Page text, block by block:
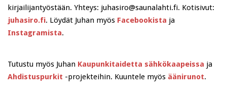
kirjailijantyöstään. Yhteys: juhasiro@saunalahti.fi. Kotisivut:
juhasiro.fi. Löydät Juhan myös Facebookista ja
Instagramista.
Tutustu myös Juhan Kaupunkitaidetta sähkökaapeissa ja
Ahdistuspurkit -projekteihin. Kuuntele myös äänirunot.